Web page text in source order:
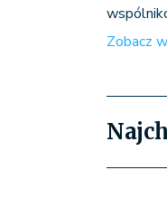
Zobacz